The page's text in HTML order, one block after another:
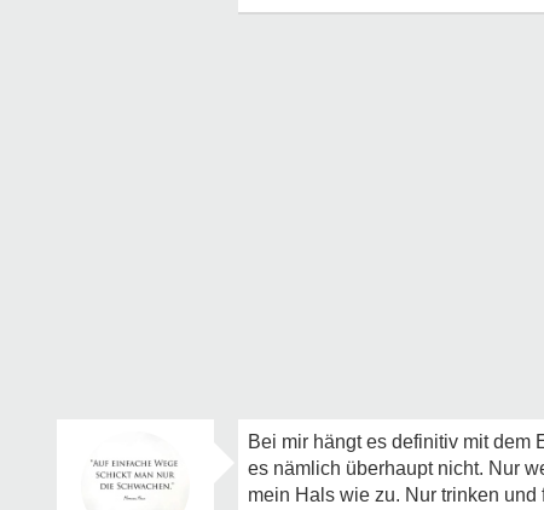
Bei mir hängt es definitiv mit dem
es nämlich überhaupt nicht. Nur
mein Hals wie zu. Nur trinken